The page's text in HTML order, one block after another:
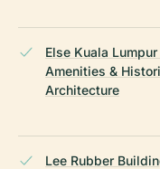
Else Kuala
Amenities &
Architecture
Lee Rubber